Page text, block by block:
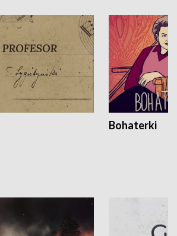
Bohaterki